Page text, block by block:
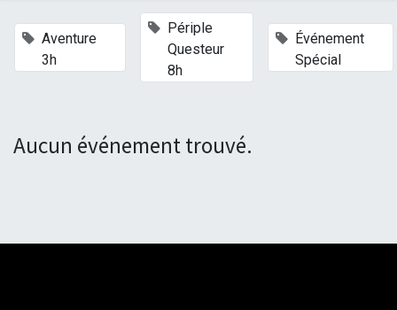
Aventure
3h
Périple
Questeur
8h
Événement
Spécial
Aucun événement trouvé.